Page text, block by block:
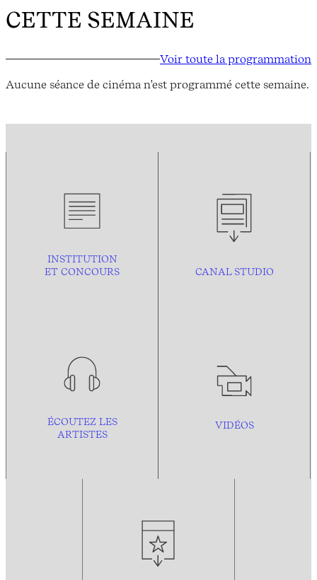
CETTE SEMAINE
Voir toute la programmation
Aucune séance de cinéma n'est programmé cette semaine.
INSTITUTION
ET CONCOURS
CANAL STUDIO
ÉCOUTEZ LES
ARTISTES
VIDÉOS